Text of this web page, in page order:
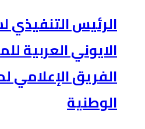
الرئيس التنفيذي
الايوني العربية
الفريق الإعلامي
الوطنية